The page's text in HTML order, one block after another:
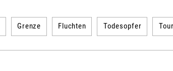
Grenze Fluchten Todesopfer